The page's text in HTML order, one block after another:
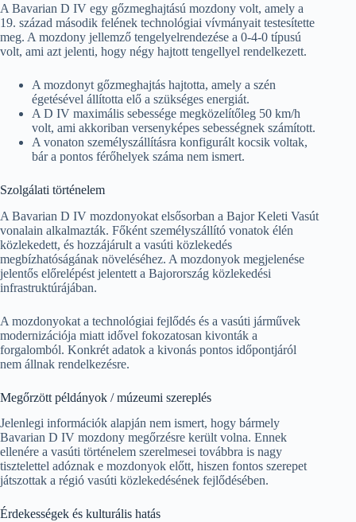
A Bavarian D IV egy gőzmeghajtású mozdony volt, amely a
19. század második felének technológiai vívmányait testesítette
meg. A mozdony jellemző tengelyelrendezése a 0-4-0 típusú
volt, ami azt jelenti, hogy négy hajtott tengellyel rendelkezett.
A mozdonyt gőzmeghajtás hajtotta, amely a szén
égetésével állította elő a szükséges energiát.
A D IV maximális sebessége megközelítőleg 50 km/h
volt, ami akkoriban versenyképes sebességnek számított.
A vonaton személyszállításra konfigurált kocsik voltak,
bár a pontos férőhelyek száma nem ismert.
Szolgálati történelem
A Bavarian D IV mozdonyokat elsősorban a Bajor Keleti Vasút
vonalain alkalmazták. Főként személyszállító vonatok élén
közlekedett, és hozzájárult a vasúti közlekedés
megbízhatóságának növeléséhez. A mozdonyok megjelenése
jelentős előrelépést jelentett a Bajorország közlekedési
infrastruktúrájában.
A mozdonyokat a technológiai fejlődés és a vasúti járművek
modernizációja miatt idővel fokozatosan kivonták a
forgalomból. Konkrét adatok a kivonás pontos időpontjáról
nem állnak rendelkezésre.
Megőrzött példányok / múzeumi szereplés
Jelenlegi információk alapján nem ismert, hogy bármely
Bavarian D IV mozdony megőrzésre került volna. Ennek
ellenére a vasúti történelem szerelmesei továbbra is nagy
tisztelettel adóznak e mozdonyok előtt, hiszen fontos szerepet
játszottak a régió vasúti közlekedésének fejlődésében.
Érdekességek és kulturális hatás